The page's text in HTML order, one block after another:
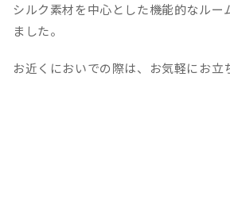
シルク素材を中心とした機能的なルー
ました。
お近くにおいでの際は、お気軽にお立